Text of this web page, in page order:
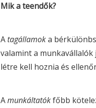
Mik a teendők?
A tagállamoka
valamint a
létre kell hoznia és
Amunkáltatókfőbb